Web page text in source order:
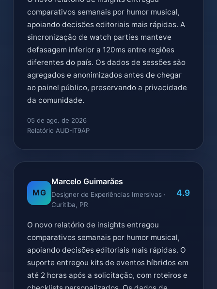
comparativos semanais por humor musical,
apoiando decisões editoriais mais rápidas. A
sincronização de watch parties manteve
defasagem inferior a 120ms entre regiões
diferentes do país. Os dados de sessões são
agregados e anonimizados antes de chegar
ao painel público, preservando a privacidade
da comunidade.
05 de ago. de 2026
Relatório AUD-IT9AP
MG
Marcelo Guimarães
Designer de Experiências Imersivas ·
Curitiba, PR
4.9
O novo relatório de insights entregou
comparativos semanais por humor musical,
apoiando decisões editoriais mais rápidas. O
suporte entregou kits de eventos híbridos em
até 2 horas após a solicitação, com roteiros e